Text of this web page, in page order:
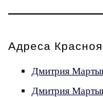
Адреса
Дмитрия
Дмитрия